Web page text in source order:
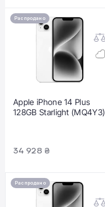
Распродано
Apple iPhone 14 Plus
128GB Starlight (MQ4Y3)
34 928 ₴
Распродано